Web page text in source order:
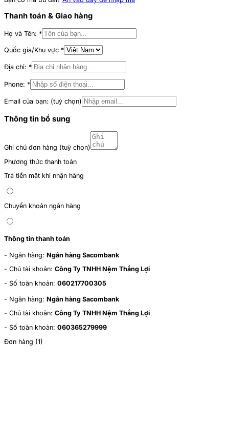
Thanh toán & Giao hàng
Họ và Tên: *
Quốc gia/Khu vực *
Địa chỉ: *
Phone: *
Email của bạn: (tuỳ chọn)
Thông tin bổ sung
Ghi chú đơn hàng (tuỳ chọn)
Phương thức thanh toán
Trả tiền mặt khi nhận hàng
Chuyển khoản ngân hàng
Thông tin thanh toán
- Ngân hàng: Ngân hàng Sacombank
- Chủ tài khoản: Công Ty TNHH Nệm Thắng Lợi
- Số toàn khoản: 060217700305
- Ngân hàng: Ngân hàng Sacombank
- Chủ tài khoản: Công Ty TNHH Nệm Thắng Lợi
- Số toàn khoản: 060365279999
Đơn hàng (1)